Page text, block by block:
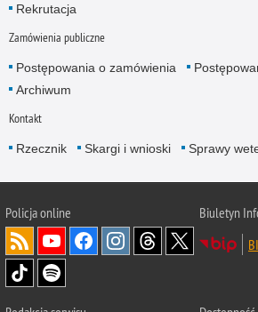
Rekrutacja
Zamówienia publiczne
Postępowania o zamówienia
Archiwum
Kontakt
Rzecznik Skargi i wnioski Sprawy
Policjaonline
Biuletyn